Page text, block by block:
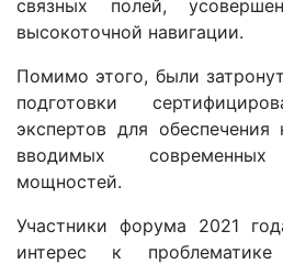
связных полей,
высокоточной навигации.
Помимо этого, были
подготовки
экспертов для обеспечения
вводимых современных
мощностей.
Участники форума 2021
интерес к проблематике